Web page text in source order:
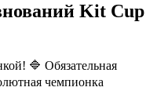
Kit Cup
🔷 Обязательная
чемпионка